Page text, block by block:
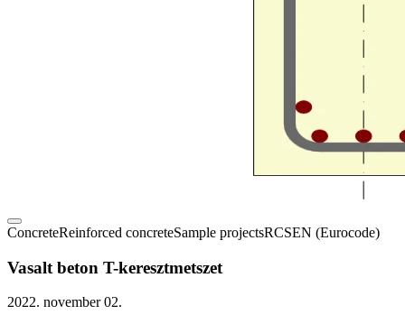
ConcreteReinforced concreteSample projectsRCSEN (Eurocode)
Vasalt beton T-keresztmetszet
2022. november 02.